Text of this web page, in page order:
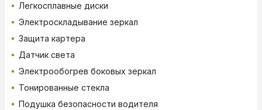
Легкосплавные диски
Электроскладывание зеркал
Защита картера
Датчик света
Электрообогрев боковых зеркал
Тонированные стекла
Подушка безопасности водителя